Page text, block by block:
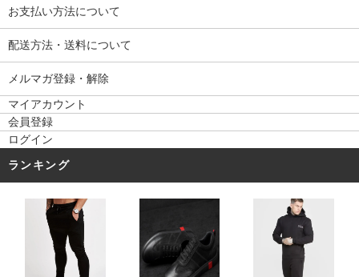
お支払い方法について
配送方法・送料について
メルマガ登録・解除
マイアカウント
会員登録
ログイン
ランキング